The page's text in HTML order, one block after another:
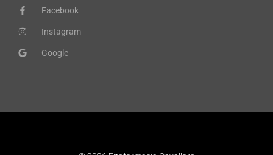
Facebook
Instagram
Google